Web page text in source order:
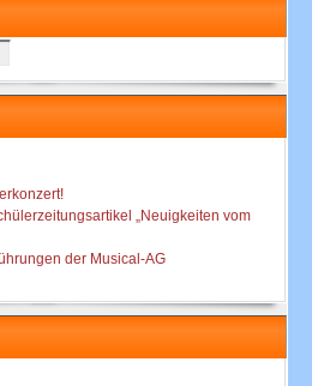
„Neuigkeiten vom
der Musical-AG